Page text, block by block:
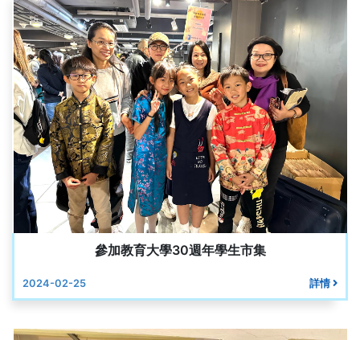
參加教育大學30週年學生市集
2024-02-25 詳情